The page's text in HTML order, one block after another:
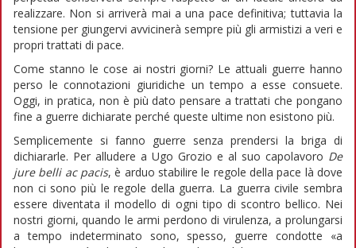
realizzare. Non si arriverà mai a una pace definitiva; tuttavia la
tensione per giungervi avvicinerà sempre più gli armistizi a veri e
propri trattati di pace.
Come stanno le cose ai nostri giorni? Le attuali guerre hanno
perso le connotazioni giuridiche un tempo a esse consuete.
Oggi, in pratica, non è più dato pensare a trattati che pongano
fine a guerre dichiarate perché queste ultime non esistono più.
Semplicemente si fanno guerre senza prendersi la briga di
dichiararle. Per alludere a Ugo Grozio e al suo capolavoro De
jure belli ac pacis, è arduo stabilire le regole della pace là dove
non ci sono più le regole della guerra. La guerra civile sembra
essere diventata il modello di ogni tipo di scontro bellico. Nei
nostri giorni, quando le armi perdono di virulenza, a prolungarsi
a tempo indeterminato sono, spesso, guerre condotte «a